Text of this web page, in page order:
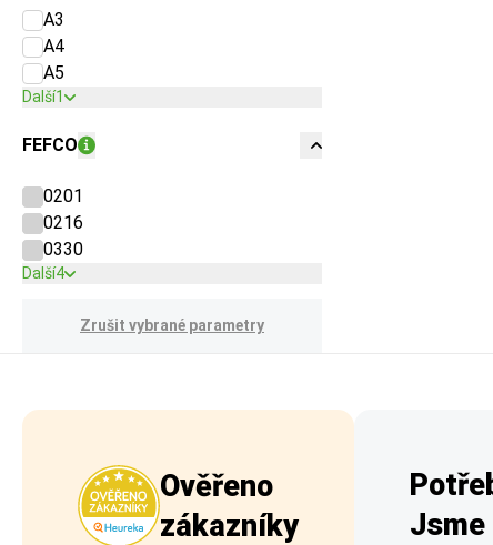
A3
A4
A5
Další1
FEFCO
0201
0216
0330
Další4
Zrušit vybrané parametry
Ověřeno
zákazníky
Jsme